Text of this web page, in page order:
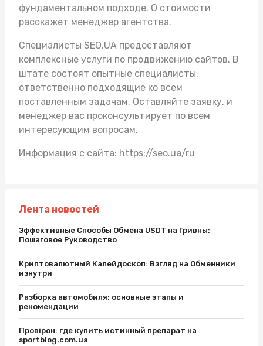
фундаментальном подходе. О стоимости
расскажет менеджер агентства.
Специалисты SEO.UA предоставляют
комплексные услуги по продвижению сайтов. В
штате состоят опытные специалисты,
ответственно подходящие ко всем
поставленным задачам. Оставляйте заявку, и
менеджер вас проконсультирует по всем
интересующим вопросам.
Информация с сайта: https://seo.ua/ru
Лента новостей
Эффективные Способы Обмена USDT на Гривны:
Пошаговое Руководство
Криптовалютный Калейдоскоп: Взгляд на Обменники
изнутри
Разборка автомобиля: основные этапы и
рекомендации
Провірон: где купить истинный препарат на
sportblog.com.ua